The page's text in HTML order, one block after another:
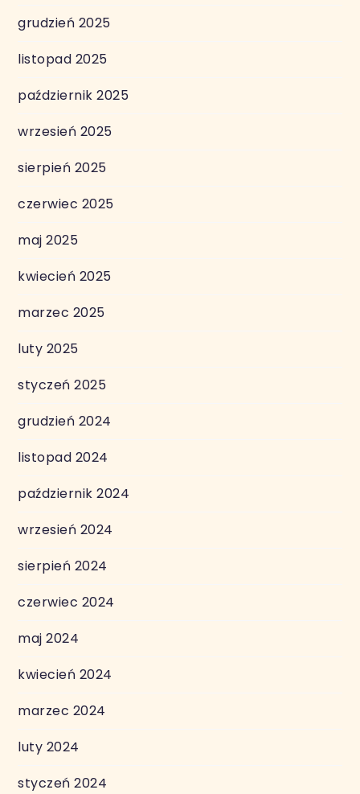
grudzień 2025
listopad 2025
październik 2025
wrzesień 2025
sierpień 2025
czerwiec 2025
maj 2025
kwiecień 2025
marzec 2025
luty 2025
styczeń 2025
grudzień 2024
listopad 2024
październik 2024
wrzesień 2024
sierpień 2024
czerwiec 2024
maj 2024
kwiecień 2024
marzec 2024
luty 2024
styczeń 2024